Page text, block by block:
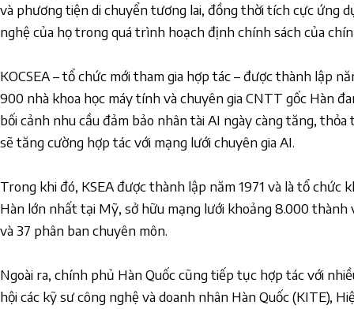
và phương tiện di chuyển tương lai, đồng thời tích cực ứng
nghệ của họ trong quá trình hoạch định chính sách của
KOCSEA – tổ chức mới tham gia hợp tác – được thành lập
900 nhà khoa học máy tính và chuyên gia CNTT gốc Hàn
bối cảnh nhu cầu đảm bảo nhân tài AI ngày càng tăng,
sẽ tăng cường hợp tác với mạng lưới chuyên gia AI.
Trong khi đó, KSEA được thành lập năm 1971 và là tổ chức
Hàn lớn nhất tại Mỹ, sở hữu mạng lưới khoảng 8.000 thành
và 37 phân ban chuyên môn.
Ngoài ra, chính phủ Hàn Quốc cũng tiếp tục hợp tác với
hội các kỹ sư công nghệ và doanh nhân Hàn Quốc (KITE),